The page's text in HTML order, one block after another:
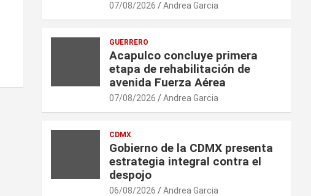
07/08/2026 Andrea Garcia
GUERRERO
Acapulco concluye primera
etapa de rehabilitación de
avenida Fuerza Aérea
07/08/2026 Andrea Garcia
CDMX
Gobierno de la CDMX presenta
estrategia integral contra el
despojo
06/08/2026 Andrea Garcia